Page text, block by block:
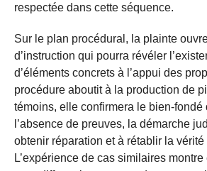
respectée dans cette séquence.
Sur le plan procédural, la plainte
d’instruction qui pourra révéler
d’éléments concrets à l’appui des
procédure aboutit à la production de
témoins, elle confirmera le bien‑fondé
l’absence de preuves, la démarche
obtenir réparation et à rétablir la
L’expérience de cas similaires